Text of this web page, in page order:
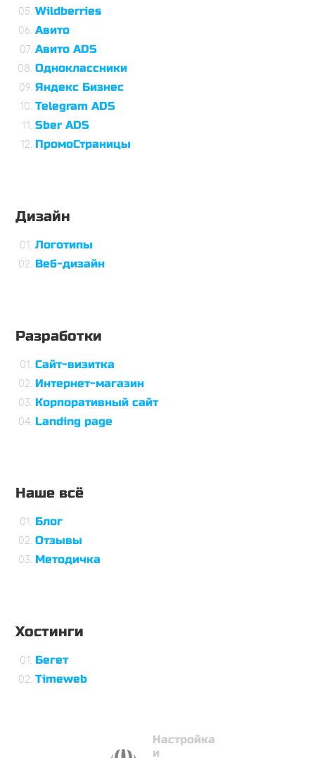
Настройка
и
Wildberries
Авито
Авито ADS
Одноклассники
Яндекс Бизнес
Telegram ADS
Sber ADS
ПромоСтраницы
Дизайн
Логотипы
Веб-дизайн
Разработки
Сайт-визитка
Интернет-магазин
Корпоративный сайт
Landing page
Наше всё
Блог
Отзывы
Методичка
Хостинги
Бегет
Timeweb